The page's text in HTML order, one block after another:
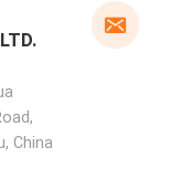
China